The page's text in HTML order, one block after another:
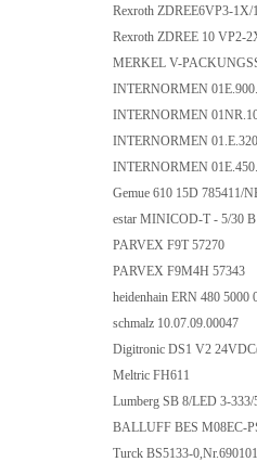
Rexroth ZDREE6VP3-
Rexroth ZDREE 10 VP2-
MERKEL V-
INTERNORMEN
INTERNORMEN
INTERNORMEN
INTERNORMEN
Gemue 610 15D 785411/
estar MINICOD-T - 5/30
PARVEX F9T 57270
PARVEX F9M4H 57343
heidenhain ERN 480
schmalz 10.07.09.00047
Digitronic DS1 V2
Meltric FH611
Lumberg SB 8/LED 3-
BALLUFF BES M08EC-
Turck BS5133-